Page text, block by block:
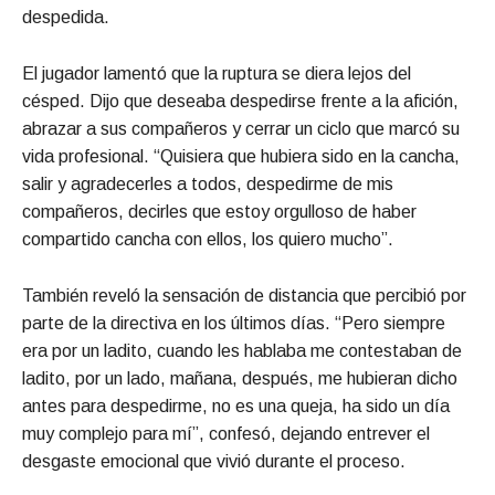
despedida.
El jugador lamentó que la ruptura se diera lejos del
césped. Dijo que deseaba despedirse frente a la afición,
abrazar a sus compañeros y cerrar un ciclo que marcó su
vida profesional. “Quisiera que hubiera sido en la cancha,
salir y agradecerles a todos, despedirme de mis
compañeros, decirles que estoy orgulloso de haber
compartido cancha con ellos, los quiero mucho”.
También reveló la sensación de distancia que percibió por
parte de la directiva en los últimos días. “Pero siempre
era por un ladito, cuando les hablaba me contestaban de
ladito, por un lado, mañana, después, me hubieran dicho
antes para despedirme, no es una queja, ha sido un día
muy complejo para mí”, confesó, dejando entrever el
desgaste emocional que vivió durante el proceso.